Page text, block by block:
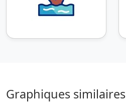
Graphiques similaires